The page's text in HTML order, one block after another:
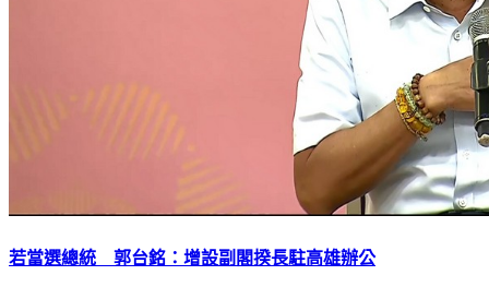
若當選總統 郭台銘：增設副閣揆長駐高雄辦公